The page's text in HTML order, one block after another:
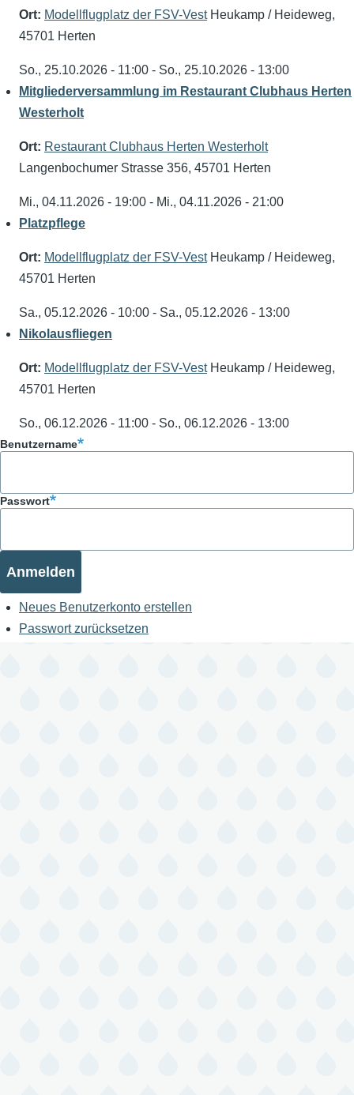
Ort: Modellflugplatz der FSV-VestHeukamp / Heideweg,
45701 Herten
So., 25.10.2026 - 11:00 - So., 25.10.2026 - 13:00
Mitgliederversammlung im Restaurant Clubhaus Herten
Westerholt
Ort: Restaurant Clubhaus Herten Westerholt
Langenbochumer Strasse 356, 45701 Herten
Mi., 04.11.2026 - 19:00 - Mi., 04.11.2026 - 21:00
Platzpflege
Ort: Modellflugplatz der FSV-VestHeukamp / Heideweg,
45701 Herten
Sa., 05.12.2026 - 10:00 - Sa., 05.12.2026 - 13:00
Nikolausfliegen
Ort: Modellflugplatz der FSV-VestHeukamp / Heideweg,
45701 Herten
So., 06.12.2026 - 11:00 - So., 06.12.2026 - 13:00
Benutzername
Passwort
Neues Benutzerkonto erstellen
Passwort zurücksetzen